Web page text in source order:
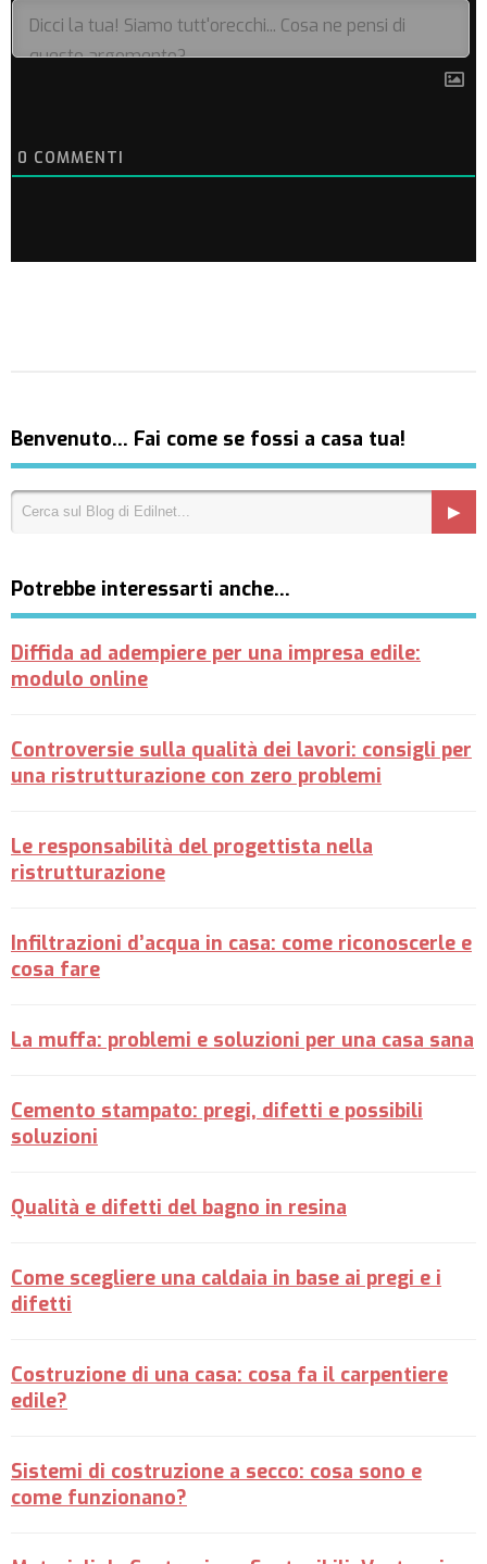
0 COMMENTI
Benvenuto… Fai come se fossi a casa tua!
Potrebbe interessarti anche…
Diffida ad adempiere per una impresa edile:
modulo online
Controversie sulla qualità dei lavori: consigli per
una ristrutturazione con zero problemi
Le responsabilità del progettista nella
ristrutturazione
Infiltrazioni d’acqua in casa: come riconoscerle e
cosa fare
La muffa: problemi e soluzioni per una casa sana
Cemento stampato: pregi, difetti e possibili
soluzioni
Qualità e difetti del bagno in resina
Come scegliere una caldaia in base ai pregi e i
difetti
Costruzione di una casa: cosa fa il carpentiere
edile?
Sistemi di costruzione a secco: cosa sono e
come funzionano?